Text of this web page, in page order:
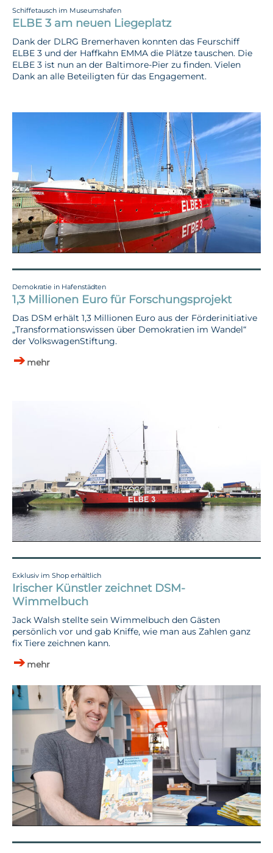
Schiffetausch im Museumshafen
ELBE 3 am neuen Liegeplatz
Dank der DLRG Bremerhaven konnten das Feurschiff
ELBE 3 und der Haffkahn EMMA die Plätze tauschen. Die
ELBE 3 ist nun an der Baltimore-Pier zu finden. Vielen
Dank an alle Beteiligten für das Engagement.
Demokratie in Hafenstädten
1,3 Millionen Euro für Forschungsprojekt
Das DSM erhält 1,3 Millionen Euro aus der Förderinitiative
„Transformationswissen über Demokratien im Wandel“
der VolkswagenStiftung.
mehr
Exklusiv im Shop erhältlich
Irischer Künstler zeichnet DSM-
Wimmelbuch
Jack Walsh stellte sein Wimmelbuch den Gästen
persönlich vor und gab Kniffe, wie man aus Zahlen ganz
fix Tiere zeichnen kann.
mehr